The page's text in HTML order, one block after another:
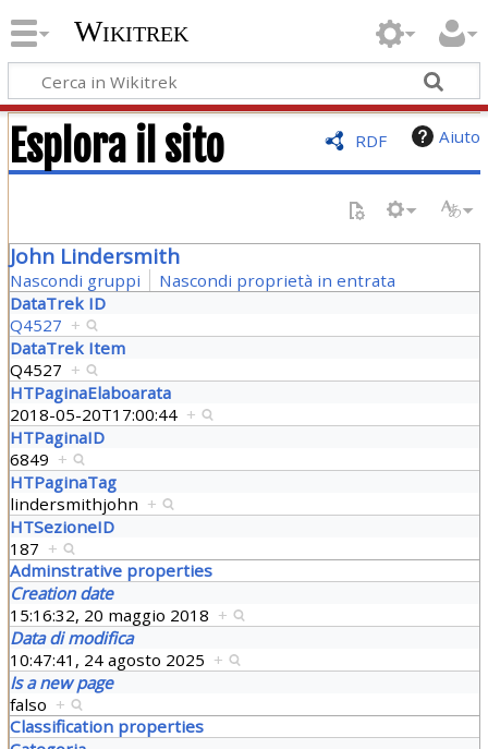
Wikitrek
RDF Aiuto
Esplora il sito
John Lindersmith
Nascondi gruppi
Nascondi proprietà in entrata
DataTrek ID
Q4527 +
DataTrek Item
Q4527 +
HTPaginaElaboarata
2018-05-20T17:00:44 +
HTPaginaID
6849 +
HTPaginaTag
lindersmithjohn +
HTSezioneID
187 +
Adminstrative properties
Creation date
15:16:32, 20 maggio 2018 +
Data di modifica
10:47:41, 24 agosto 2025 +
Is a new page
falso +
Classification properties